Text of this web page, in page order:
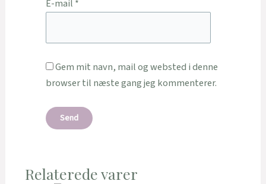
E-mail *
Gem mit navn, mail og websted i denne
browser til næste gang jeg kommenterer.
Relaterede varer